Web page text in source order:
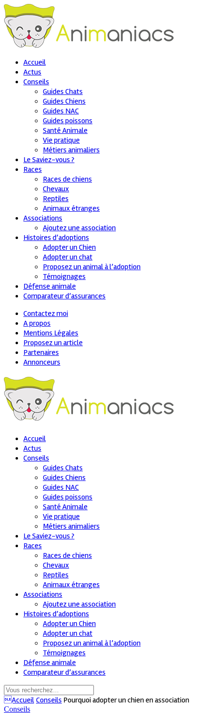
Accueil
Actus
Conseils
Guides Chats
Guides Chiens
Guides NAC
Guides poissons
Santé Animale
Vie pratique
Métiers animaliers
Le Saviez-vous ?
Races
Races de chiens
Chevaux
Reptiles
Animaux étranges
Associations
Ajoutez une association
Histoires d’adoptions
Adopter un Chien
Adopter un chat
Proposez un animal à l’adoption
Témoignages
Défense animale
Comparateur d’assurances
Contactez moi
A propos
Mentions Légales
Proposez un article
Partenaires
Annonceurs
Accueil
Actus
Conseils
Guides Chats
Guides Chiens
Guides NAC
Guides poissons
Santé Animale
Vie pratique
Métiers animaliers
Le Saviez-vous ?
Races
Races de chiens
Chevaux
Reptiles
Animaux étranges
Associations
Ajoutez une association
Histoires d’adoptions
Adopter un Chien
Adopter un chat
Proposez un animal à l’adoption
Témoignages
Défense animale
Comparateur d’assurances
Accueil Conseils Pourquoi adopter un chien en association
Conseils